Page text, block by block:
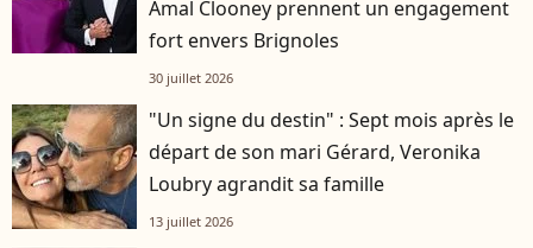
Amal Clooney prennent un engagement
fort envers Brignoles
30 juillet 2026
"Un signe du destin" : Sept mois après le
départ de son mari Gérard, Veronika
Loubry agrandit sa famille
13 juillet 2026